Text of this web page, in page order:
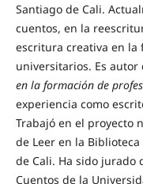
Santiago de Cali.
cuentos, en la
escritura creativa en la
universitarios. Es autor
en la formación de
experiencia como
Trabajó en el proyecto
de Leer en la
de Cali. Ha sido jurado
Cuentos de la